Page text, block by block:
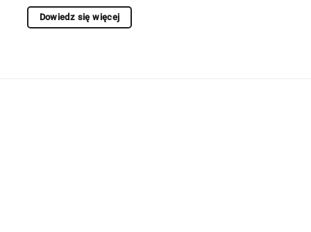
Dowiedz się więcej